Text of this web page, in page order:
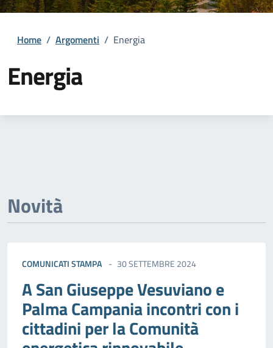
Home / Argomenti / Energia
Energia
Dettagli della notizia
Novità
COMUNICATI STAMPA 30 SETTEMBRE 2024
A San Giuseppe Vesuviano e
Palma Campania incontri con i
cittadini per la Comunità